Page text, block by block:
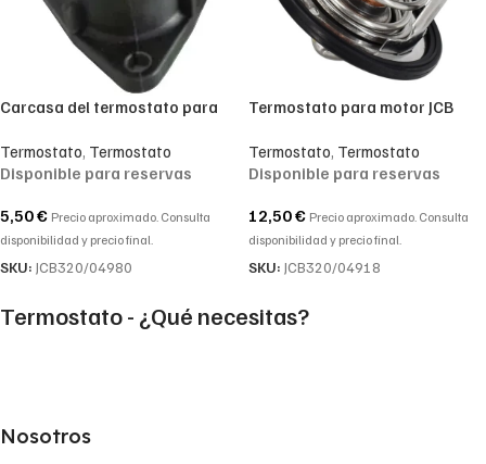
Carcasa del termostato para
04890, 320 04890
Termostato, Termostato
Disponible para reservas
5,50€ Precio aproximado. Consulta
disponibilidad y precio final.
SKU: JCB320/04980
Termostato para motor JCB
04918 termostato 82°C JCB
DIESELMAX JCB 3CX 4CX Desde
Termostato, Termostato
Disponible para reservas
12,50€ Precio aproximado. Consulta
disponibilidad y precio final.
SKU: JCB320/04918
Termostato - ¿Qué necesitas?
Nosotros